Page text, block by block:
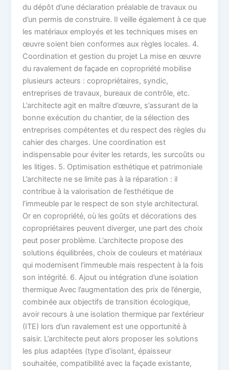
du dépôt d’une déclaration préalable de travaux ou
d’un permis de construire. Il veille également à ce que
les matériaux employés et les techniques mises en
œuvre soient bien conformes aux règles locales. 4.
Coordination et gestion du projet La mise en œuvre
du ravalement de façade en copropriété mobilise
plusieurs acteurs : copropriétaires, syndic,
entreprises de travaux, bureaux de contrôle, etc.
L’architecte agit en maître d’œuvre, s’assurant de la
bonne exécution du chantier, de la sélection des
entreprises compétentes et du respect des règles du
cahier des charges. Une coordination est
indispensable pour éviter les retards, les surcoûts ou
les litiges. 5. Optimisation esthétique et patrimoniale
L’architecte ne se limite pas à la réparation : il
contribue à la valorisation de l’esthétique de
l’immeuble par le respect de son style architectural.
Or en copropriété, où les goûts et décorations des
copropriétaires peuvent diverger, une part des choix
peut poser problème. L’architecte propose des
solutions équilibrées, choix de couleurs et matériaux
qui modernisent l’immeuble mais respectent à la fois
son intégrité. 6. Ajout ou intégration d’une isolation
thermique Avec l’augmentation des prix de l’énergie,
combinée aux objectifs de transition écologique,
avoir recours à une isolation thermique par l’extérieur
(ITE) lors d’un ravalement est une opportunité à
saisir. L’architecte peut alors proposer les solutions
les plus adaptées (type d’isolant, épaisseur
souhaitée, compatibilité avec la façade existante,